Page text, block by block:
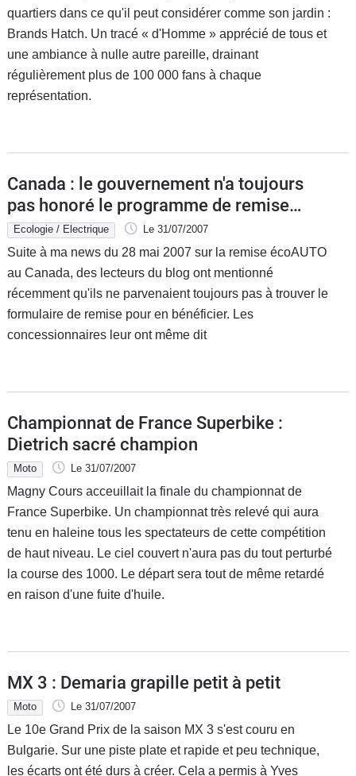
quartiers dans ce qu'il peut considérer comme son jardin :
Brands Hatch. Un tracé « d'Homme » apprécié de tous et
une ambiance à nulle autre pareille, drainant
régulièrement plus de 100 000 fans à chaque
représentation.
Canada : le gouvernement n'a toujours
pas honoré le programme de remise
écoAUTO
Ecologie / Electrique Le 31/07/2007
Suite à ma news du 28 mai 2007 sur la remise écoAUTO
au Canada, des lecteurs du blog ont mentionné
récemment qu'ils ne parvenaient toujours pas à trouver le
formulaire de remise pour en bénéficier. Les
concessionnaires leur ont même dit
Championnat de France Superbike :
Dietrich sacré champion
Moto Le 31/07/2007
Magny Cours acceuillait la finale du championnat de
France Superbike. Un championnat très relevé qui aura
tenu en haleine tous les spectateurs de cette compétition
de haut niveau. Le ciel couvert n'aura pas du tout perturbé
la course des 1000. Le départ sera tout de même retardé
en raison d'une fuite d'huile.
MX 3 : Demaria grapille petit à petit
Moto Le 31/07/2007
Le 10e Grand Prix de la saison MX 3 s'est couru en
Bulgarie. Sur une piste plate et rapide et peu technique,
les écarts ont été durs à créer. Cela a permis à Yves